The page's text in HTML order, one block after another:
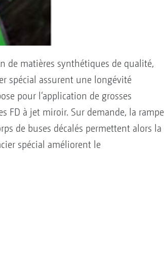
de matières synthétiques de qualité,
spécial assurent une longévité
pour l‘application de grosses
FD à jet miroir. Sur demande, la rampe
de buses décalés permettent alors la
spécial améliorent le